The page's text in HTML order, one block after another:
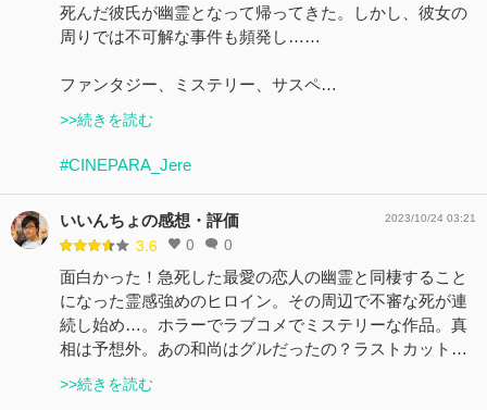
死んだ彼氏が幽霊となって帰ってきた。しかし、彼女の
周りでは不可解な事件も頻発し……
ファンタジー、ミステリー、サスペ…
>>続きを読む
#CINEPARA_Jere
いいんちょの感想・評価
3.6 0 0
2023/10/24 03:21
面白かった！急死した最愛の恋人の幽霊と同棲すること
になった霊感強めのヒロイン。その周辺で不審な死が連
続し始め…。ホラーでラブコメでミステリーな作品。真
相は予想外。あの和尚はグルだったの？ラストカット…
>>続きを読む